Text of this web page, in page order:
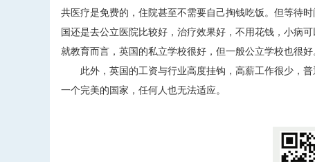
共医疗是免费的，住院甚至不需要自己掏钱吃饭。但等待
国还是去公立医院比较好，治疗效果好，不用花钱，小病
就教育而言，英国的私立学校很好，但一般公立学校也很
此外，英国的工资与行业高度挂钩，高薪工作很少，普
一个完美的国家，任何人也无法适应。